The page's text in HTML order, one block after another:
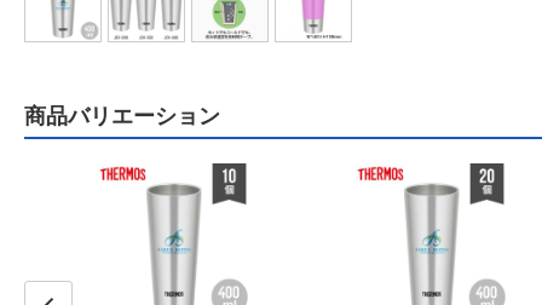
商品バリエーション